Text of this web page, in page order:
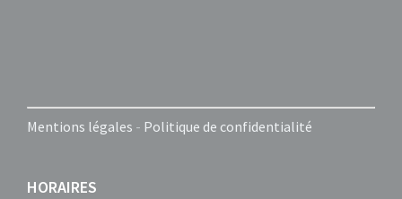
Mentions légales - Politique de confidentialité
HORAIRES